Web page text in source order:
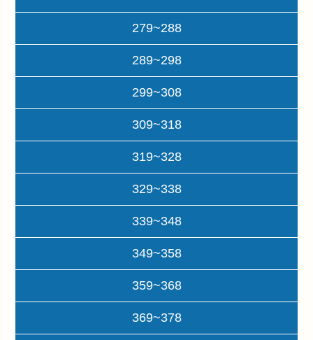
279~288
289~298
299~308
309~318
319~328
329~338
339~348
349~358
359~368
369~378